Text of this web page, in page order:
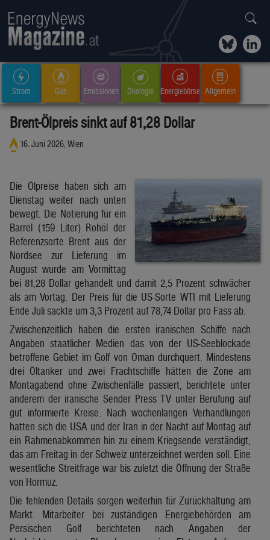
Strom Gas Emissionen Ökologie Energiebörse Allgemein
Brent-Ölpreis sinkt auf 81,28 Dollar
16. Juni 2026, Wien
Die Ölpreise haben sich am
Dienstag weiter nach unten
bewegt. Die Notierung für ein
Barrel (159 Liter) Rohöl der
Referenzsorte Brent aus der
Nordsee zur Lieferung im
August wurde am Vormittag
bei 81,28 Dollar gehandelt und damit 2,5 Prozent schwächer
als am Vortag. Der Preis für die US-Sorte WTI mit Lieferung
Ende Juli sackte um 3,3 Prozent auf 78,74 Dollar pro Fass ab.
Zwischenzeitlich haben die ersten iranischen Schiffe nach
Angaben staatlicher Medien das von der US-Seeblockade
betroffene Gebiet im Golf von Oman durchquert. Mindestens
drei Öltanker und zwei Frachtschiffe hätten die Zone am
Montagabend ohne Zwischenfälle passiert, berichtete unter
anderem der iranische Sender Press TV unter Berufung auf
gut informierte Kreise. Nach wochenlangen Verhandlungen
hatten sich die USA und der Iran in der Nacht auf Montag auf
ein Rahmenabkommen hin zu einem Kriegsende verständigt,
das am Freitag in der Schweiz unterzeichnet werden soll. Eine
wesentliche Streitfrage war bis zuletzt die Öffnung der Straße
von Hormuz.
Die fehlenden Details sorgen weiterhin für Zurückhaltung am
Markt. Mitarbeiter bei zuständigen Energiebehörden am
Persischen Golf berichteten nach Angaben der